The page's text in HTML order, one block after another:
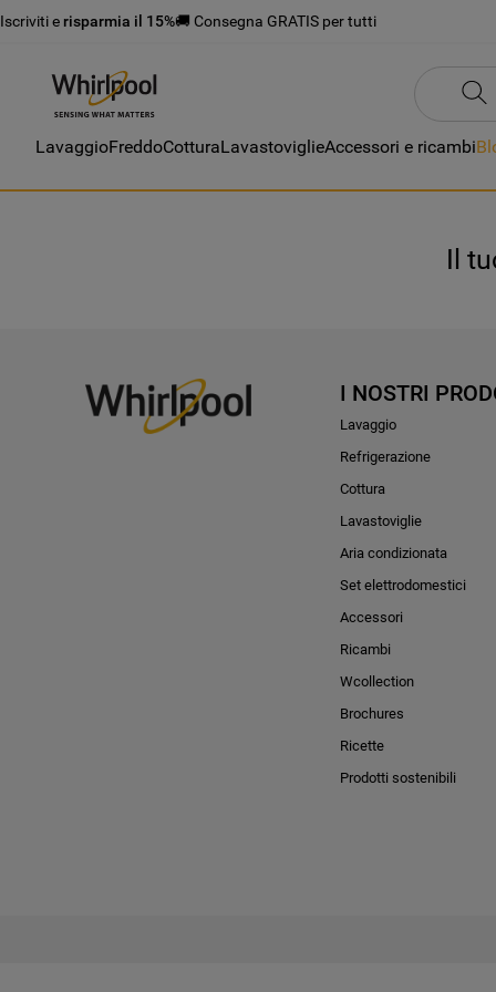
Iscriviti e risparmia il 15%🚚 Consegna GRATIS per tutti
LavaggioFreddoCotturaLavastoviglieAccessori e ricambi
Il
I NOSTRI
Lavaggio
Refrigerazione
Cottura
Lavastoviglie
Aria condizionata
Set elettrodomestici
Accessori
Ricambi
Wcollection
Brochures
Ricette
Prodotti sostenibili